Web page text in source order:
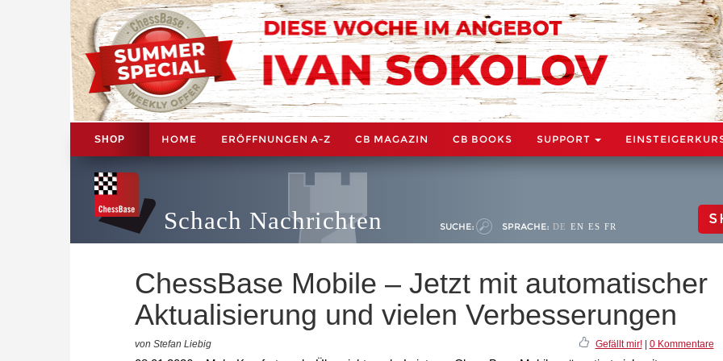
SHOP HOME ERÖFFNUNGEN A-Z CB MAGAZIN CB BOOKS SUPPORT
Schach Nachrichten SUCHE: SPRACHE: DE EN ES FR
ChessBase Mobile – Jetzt mit automatischer
Aktualisierung und vielen Verbesserungen
von Stefan Liebig Gefällt mir!| 0 Kommentare